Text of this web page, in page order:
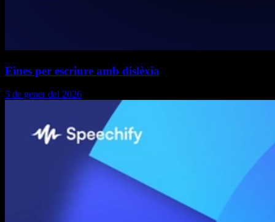
Eines per escriure amb dislèxia
5 de gener del 2026